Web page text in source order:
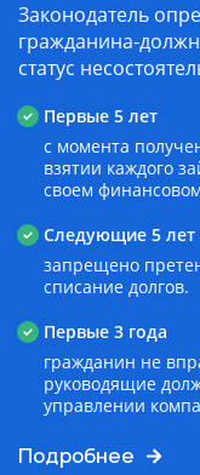
Законодатель
гражданина-
статус
Первые 5 лет
с момента
взятии каждого
своем
Следующие 5 лет
запрещено
списание долгов.
Первые 3 года
гражданин не
руководящие
управлении
Подробнее